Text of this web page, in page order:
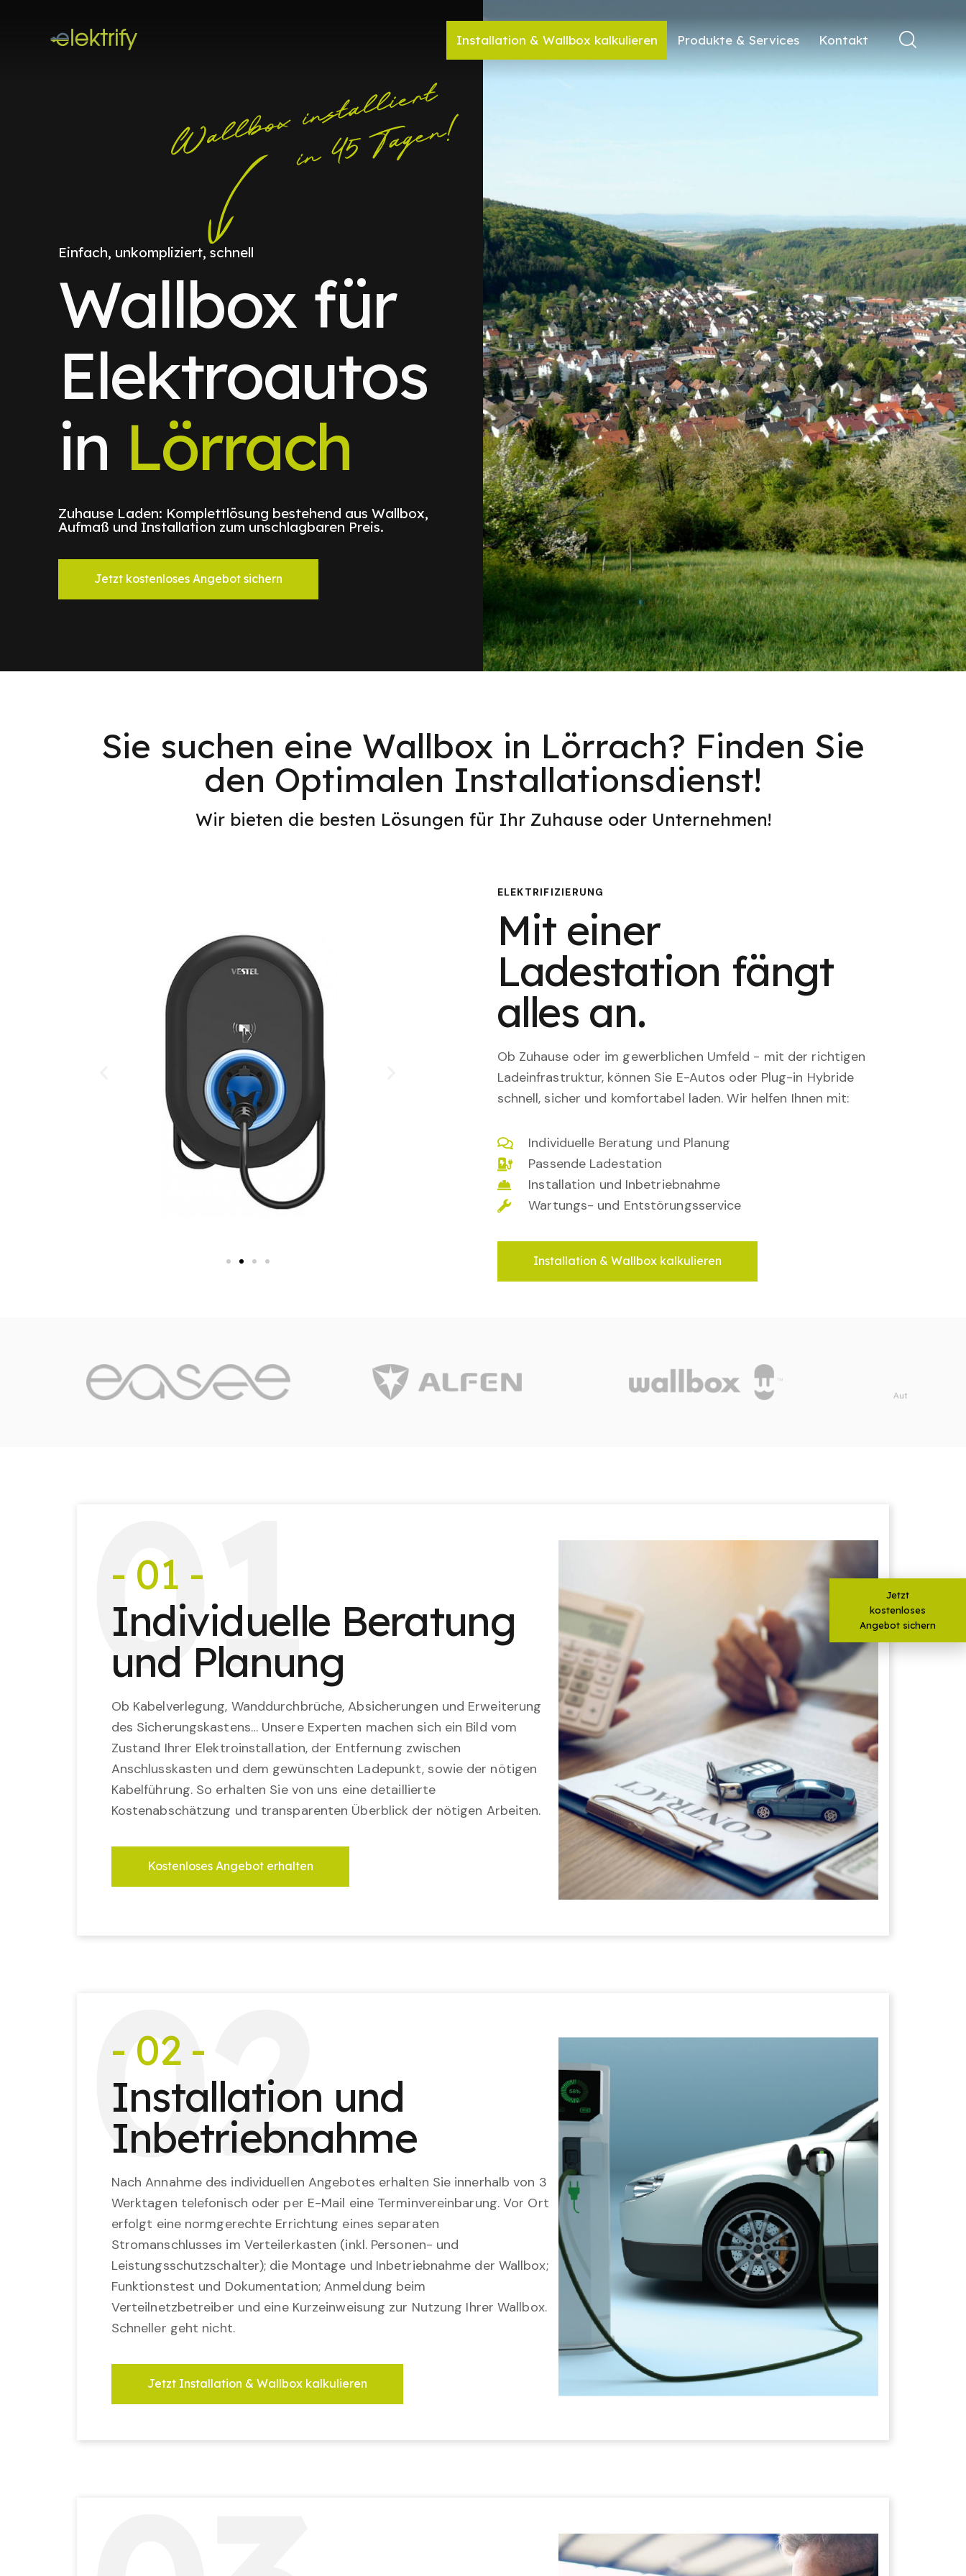
Installation & Wallbox kalkulieren Produkte & Services Kontakt
Einfach, unkompliziert, schnell
Wallbox für
Elektroautos
in Lörrach
Zuhause Laden: Komplettlösung bestehend aus Wallbox,
Aufmaß und Installation zum unschlagbaren Preis.
Jetzt kostenloses Angebot sichern
Sie suchen eine Wallbox in Lörrach? Finden Sie
den Optimalen Installationsdienst!
Wir bieten die besten Lösungen für Ihr Zuhause oder Unternehmen!
ELEKTRIFIZIERUNG
Mit einer
Ladestation fängt
alles an.
Ob Zuhause oder im gewerblichen Umfeld - mit der richtigen
Ladeinfrastruktur, können Sie E-Autos oder Plug-in Hybride
schnell, sicher und komfortabel laden. Wir helfen Ihnen mit:
Individuelle Beratung und Planung
Passende Ladestation
Installation und Inbetriebnahme
Wartungs- und Entstörungsservice
Installation & Wallbox kalkulieren
01
- 01 -
Individuelle Beratung
und Planung
Ob Kabelverlegung, Wanddurchbrüche, Absicherungen und Erweiterung
des Sicherungskastens… Unsere Experten machen sich ein Bild vom
Zustand Ihrer Elektroinstallation, der Entfernung zwischen
Anschlusskasten und dem gewünschten Ladepunkt, sowie der nötigen
Kabelführung. So erhalten Sie von uns eine detaillierte
Kostenabschätzung und transparenten Überblick der nötigen Arbeiten.
Kostenloses Angebot erhalten
02
- 02 -
Installation und
Inbetriebnahme
Nach Annahme des individuellen Angebotes erhalten Sie innerhalb von 3
Werktagen telefonisch oder per E-Mail eine Terminvereinbarung. Vor Ort
erfolgt eine normgerechte Errichtung eines separaten
Stromanschlusses im Verteilerkasten (inkl. Personen- und
Leistungsschutzschalter); die Montage und Inbetriebnahme der Wallbox;
Funktionstest und Dokumentation; Anmeldung beim
Verteilnetzbetreiber und eine Kurzeinweisung zur Nutzung Ihrer Wallbox.
Schneller geht nicht.
Jetzt Installation & Wallbox kalkulieren
Jetzt
kostenloses
Angebot sichern